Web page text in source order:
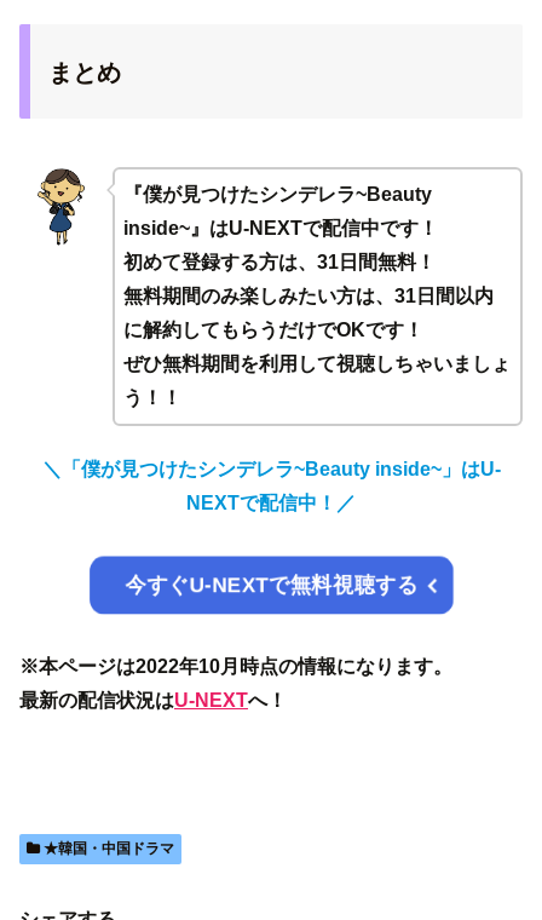
まとめ
『僕が見つけたシンデレラ~Beauty
inside~』はU-NEXTで配信中です！
初めて登録する方は、31日間無料！
無料期間のみ楽しみたい方は、31日間以内
に解約してもらうだけでOKです！
ぜひ無料期間を利用して視聴しちゃいましょ
う！！
＼「僕が見つけたシンデレラ~Beauty inside~」はU-
NEXTで配信中！／
今すぐU-NEXTで無料視聴する
※本ページは2022年10月時点の情報になります。
最新の配信状況はU-NEXTへ！
★韓国・中国ドラマ